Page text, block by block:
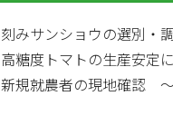
刻みサンショウの選別・
高糖度トマトの生産安定
新規就農者の現地確認